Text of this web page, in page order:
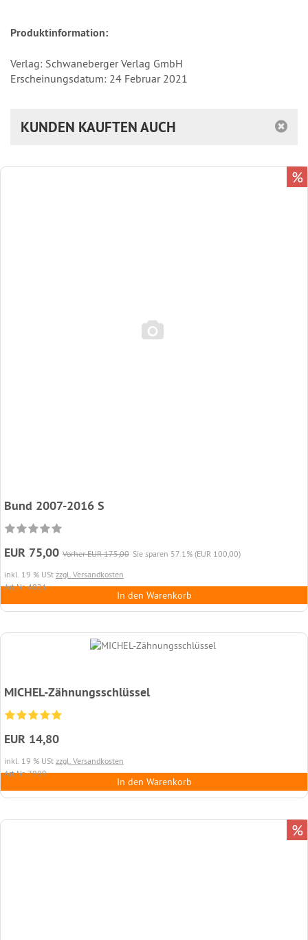
Produktinformation:
Verlag: Schwaneberger Verlag GmbH
Erscheinungsdatum: 24 Februar 2021
KUNDEN KAUFTEN AUCH
Bund 2007-2016 S
EUR 75,00 Vorher EUR 175,00 Sie sparen 57.1% (EUR 100,00)
inkl. 19 % USt zzgl. Versandkosten
Art.Nr. 4021
In den Warenkorb
%
MICHEL-Zähnungsschlüssel
EUR 14,80
inkl. 19 % USt zzgl. Versandkosten
Art.Nr. 7989
In den Warenkorb
%